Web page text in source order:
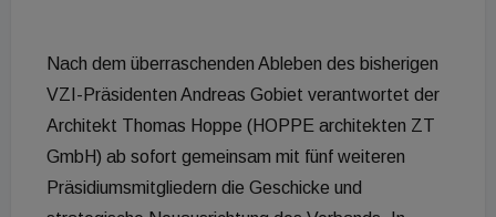
Nach dem überraschenden Ableben des bisherigen
VZI-Präsidenten Andreas Gobiet verantwortet der
Architekt Thomas Hoppe (HOPPE architekten ZT
GmbH) ab sofort gemeinsam mit fünf weiteren
Präsidiumsmitgliedern die Geschicke und